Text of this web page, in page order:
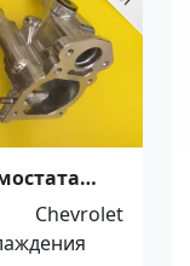
T300
Chevrolet